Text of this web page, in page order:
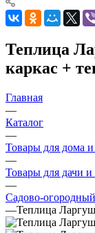
Теплица
каркас +
Главная
—
Каталог
—
Товары для дома и
—
Товары для дачи и
—
Садово-
—Теплица